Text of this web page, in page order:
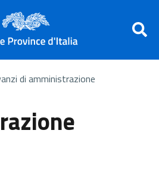
di amministrazione